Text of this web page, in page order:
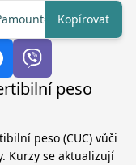
Kopírovat
peso
peso (CUC) vůči
Kurzy se aktualizují